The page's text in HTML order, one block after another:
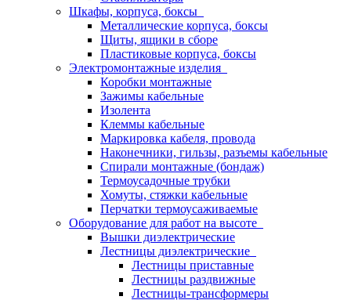
Шкафы, корпуса, боксы
Металлические корпуса, боксы
Щиты, ящики в сборе
Пластиковые корпуса, боксы
Электромонтажные изделия
Коробки монтажные
Зажимы кабельные
Изолента
Клеммы кабельные
Маркировка кабеля, провода
Наконечники, гильзы, разъемы кабельные
Спирали монтажные (бондаж)
Термоусадочные трубки
Хомуты, стяжки кабельные
Перчатки термоусаживаемые
Оборудование для работ на высоте
Вышки диэлектрические
Лестницы диэлектрические
Лестницы приставные
Лестницы раздвижные
Лестницы-трансформеры